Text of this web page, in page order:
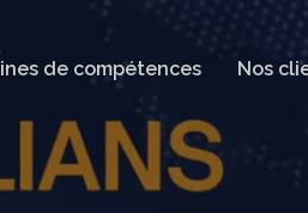
de compétences Nos